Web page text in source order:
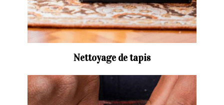
Nettoyage de tapis